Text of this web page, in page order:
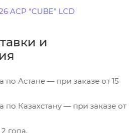
ACP “CUBE” LCD
и
по Астане — при заказе от 15
по Казахстану — при заказе от
года.